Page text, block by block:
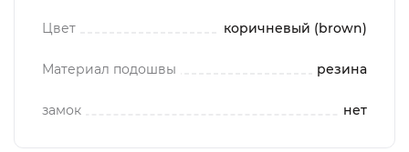
Цвет коричневый (brown)
Материал подошвы резина
замок нет